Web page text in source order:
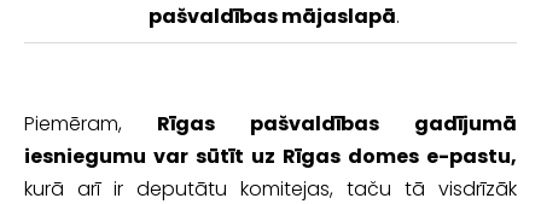
pašvaldības mājaslapā.
Piemēram, Rīgas pašvaldības gadījumā
iesniegumu var sūtīt uz Rīgas domes e-pastu,
kurā arī ir deputātu komitejas, taču tā visdrīzāk